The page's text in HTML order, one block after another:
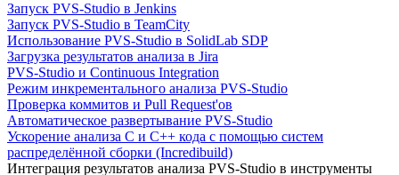
Запуск PVS-Studio в Jenkins
Запуск PVS-Studio в TeamCity
Использование PVS-Studio в SolidLab SDP
Загрузка результатов анализа в Jira
PVS-Studio и Continuous Integration
Режим инкрементального анализа PVS-Studio
Проверка коммитов и Pull Request'ов
Автоматическое развертывание PVS-Studio
Ускорение анализа C и C++ кода с помощью систем
распределённой сборки (Incredibuild)
Интеграция результатов анализа PVS-Studio в инструменты